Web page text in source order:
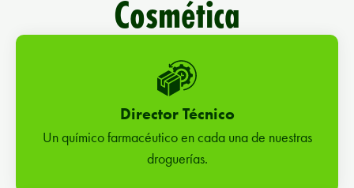
Cosmética
Director Técnico
Un químico farmacéutico en cada una de nuestras
droguerías.